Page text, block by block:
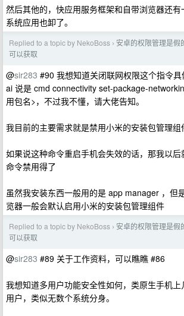
然后其他的，快应用服务框架和自带浏览器还
系统应用也卸了。
Replied to a topic by NekoBoss › 安卓的权限管理是假
可以获取
@sir283 #90 我想知道关闭联网权限这个指令
ai 说是 cmd connectivity set-package-
用包名>，不过我不懂，请大佬告知。
我目前的主要需求就是禁用小米的安装包管理组
如果说这种命令重启手机会失效的话，那我以
命令禁用得了
虽然我安装东西一般用的是 app manager ，但
览器一般会默认启用小米的安装包管理组件
Replied to a topic by NekoBoss › 安卓的权限管理是假
可以获取
@sir283 #89 关于工作资料，可以瞧瞧 #86
我想知道多用户功能安全性如何，类原生手机
用户，类似无数个系统分身。